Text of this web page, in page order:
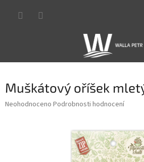
Muškátový oříšek
Průměrné
Neohodnoceno Podrobnosti hodnocení